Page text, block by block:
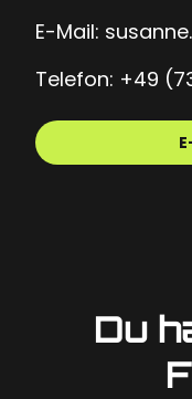
E-Mail:
Telefon: +49
Du